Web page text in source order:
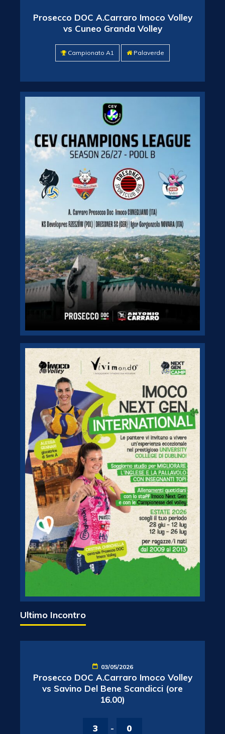
Prosecco DOC A.Carraro Imoco Volley
vs Cuneo Granda Volley
Campionato A1 Palaverde
Ultimo Incontro
03/05/2026
Prosecco DOC A.Carraro Imoco Volley
vs Savino Del Bene Scandicci (ore
16.00)
3 - 0